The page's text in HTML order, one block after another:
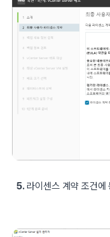
5.라이센스 계약 조건에